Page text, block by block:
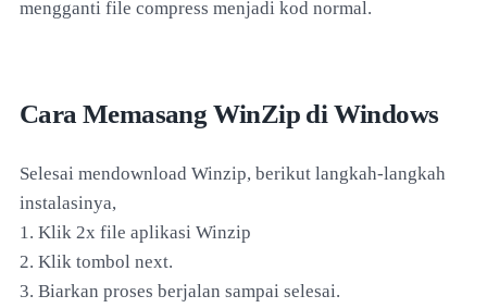
mengganti file compress menjadi kod normal.
Cara Memasang WinZip di Windows
Selesai mendownload Winzip, berikut langkah-langkah
instalasinya,
1. Klik 2x file aplikasi Winzip
2. Klik tombol next.
3. Biarkan proses berjalan sampai selesai.